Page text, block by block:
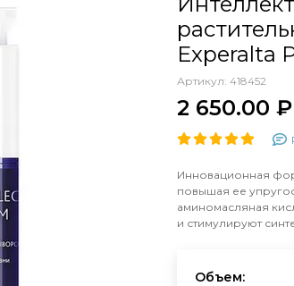
Experalta
Артикул: 418452
2 650.00 ₽
Инновационная
повышая ее
аминомасляная
и стимулируют
Объем: